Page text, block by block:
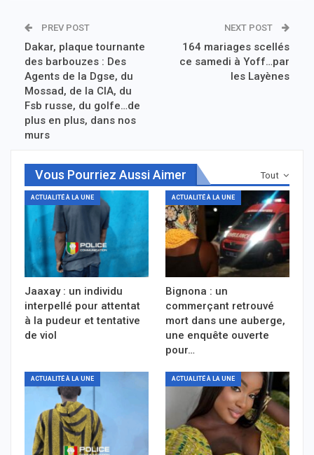
PREV POST
Dakar, plaque tournante
des barbouzes : Des
Agents de la Dgse, du
Mossad, de la CIA, du
Fsb russe, du golfe…de
plus en plus, dans nos
murs
NEXT POST
164 mariages scellés
ce samedi à Yoff…par
les Layènes
Tout
Vous Pourriez Aussi Aimer
ACTUALITÉ À LA UNE
Jaaxay : un individu
interpellé pour attentat
à la pudeur et tentative
de viol
ACTUALITÉ À LA UNE
Bignona : un
commerçant retrouvé
mort dans une auberge,
une enquête ouverte
pour…
ACTUALITÉ À LA UNE ACTUALITÉ À LA UNE